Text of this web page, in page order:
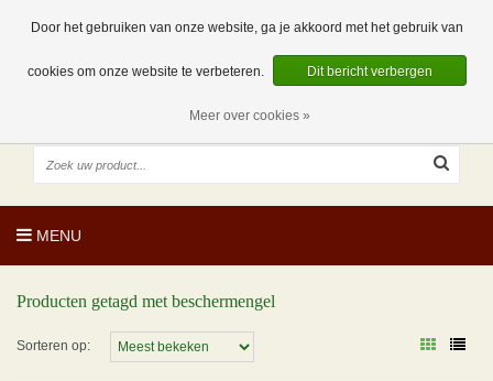
0 Artikelen
NL
EUR
MENU
Producten getagd met beschermengel
Sorteren op:
Door het gebruiken van onze website, ga je akkoord met het gebruik van
cookies om onze website te verbeteren. Dit bericht verbergen
Meer over cookies »